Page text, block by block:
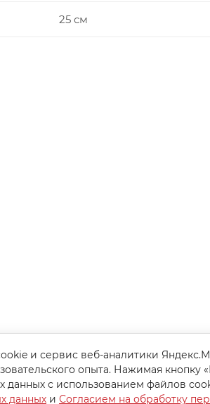
25 см
и сервис веб-аналитики
опыта. Нажимая кнопку
данных с использованием файлов
данных и Согласием на обработку